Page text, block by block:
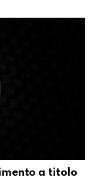
a titolo